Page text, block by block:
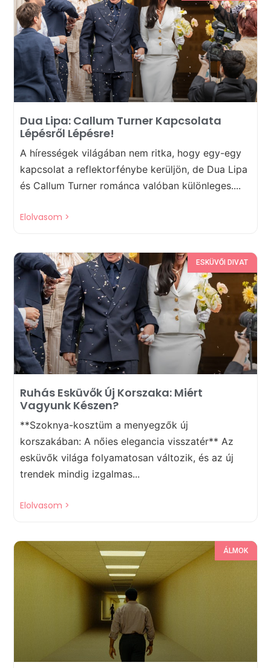
Dua Lipa: Callum Turner Kapcsolata
Lépésről Lépésre!
A hírességek világában nem ritka, hogy egy-egy
kapcsolat a reflektorfénybe kerüljön, de Dua Lipa
és Callum Turner románca valóban különleges....
Elolvasom >
ESKÜVŐI DIVAT
Ruhás Esküvők Új Korszaka: Miért
Vagyunk Készen?
**Szoknya-kosztüm a menyegzők új
korszakában: A nőies elegancia visszatér** Az
esküvők világa folyamatosan változik, és az új
trendek mindig izgalmas...
Elolvasom >
ÁLMOK